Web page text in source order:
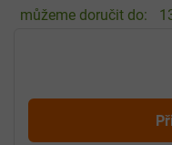
můžeme doručit do: